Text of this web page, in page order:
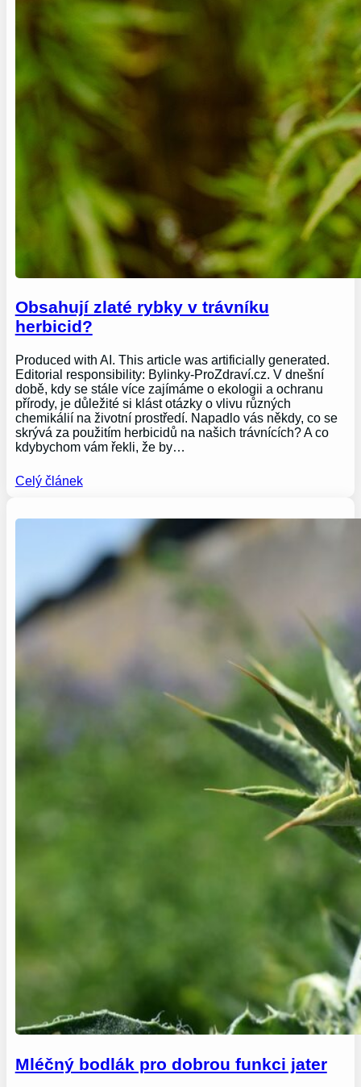
Obsahují zlaté rybky v trávníku
herbicid?
Produced with AI. This article was artificially generated.
Editorial responsibility: Bylinky-ProZdraví.cz. V dnešní
době, kdy se stále více zajímáme o ekologii a ochranu
přírody, je důležité si klást otázky o vlivu různých
chemikálií na životní prostředí. Napadlo vás někdy, co se
skrývá za použitím herbicidů na našich trávnících? A co
kdybychom vám řekli, že by…
Celý článek
Mléčný bodlák pro dobrou funkci jater